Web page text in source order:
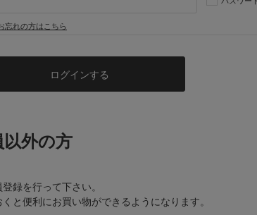
忘れの方はこちら
外の方
録を行って下さい。
と便利にお買い物ができるようになります。